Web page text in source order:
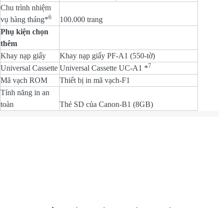
Chu trình nhiệm
vụ hàng tháng*6
100.000 trang
Phụ kiện chọn
thêm
Khay nạp giấy
Khay nạp giấy PF-A1 (550-tờ)
Universal Cassette Universal Cassette UC-A1 *7
Mã vạch ROM
Thiết bị in mã vạch-F1
Tính năng in an
toàn
Thẻ SD của Canon-B1 (8GB)